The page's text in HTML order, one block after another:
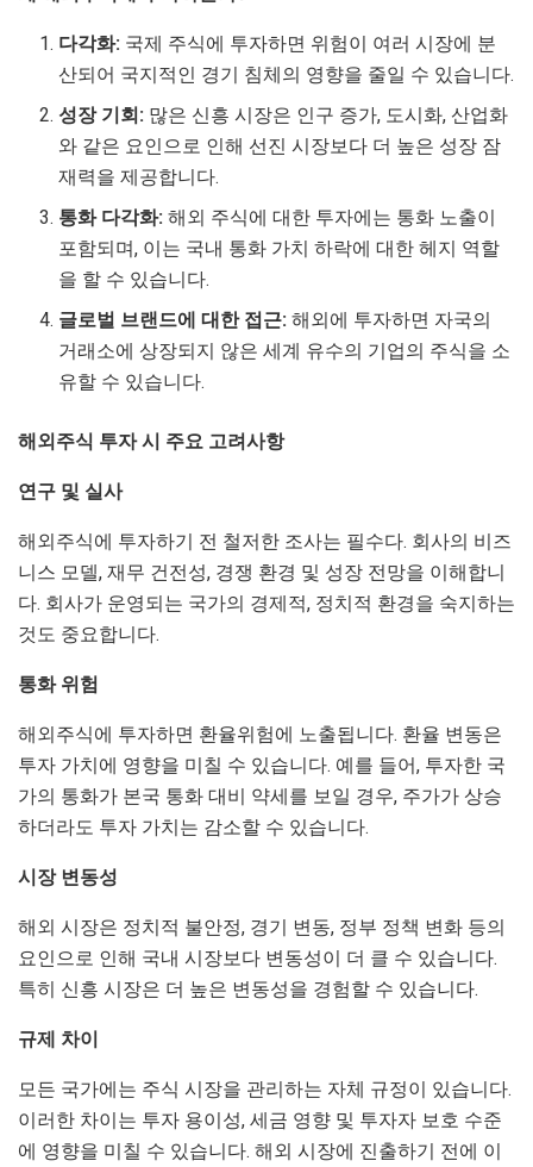
다각화: 국제 주식에 투자하면 위험이 여러 시장에 분
산되어 국지적인 경기 침체의 영향을 줄일 수 있습니다.
성장 기회: 많은 신흥 시장은 인구 증가, 도시화, 산업화
와 같은 요인으로 인해 선진 시장보다 더 높은 성장 잠
재력을 제공합니다.
통화 다각화:해외 주식에 대한 투자에는 통화 노출이
포함되며, 이는 국내 통화 가치 하락에 대한 헤지 역할
을 할 수 있습니다.
글로벌 브랜드에 대한 접근:해외에 투자하면 자국의
거래소에 상장되지 않은 세계 유수의 기업의 주식을 소
유할 수 있습니다.
해외주식 투자 시 주요 고려사항
연구 및 실사
해외주식에 투자하기 전 철저한 조사는 필수다. 회사의 비즈
니스 모델, 재무 건전성, 경쟁 환경 및 성장 전망을 이해합니
다. 회사가 운영되는 국가의 경제적, 정치적 환경을 숙지하는
것도 중요합니다.
통화 위험
해외주식에 투자하면 환율위험에 노출됩니다. 환율 변동은
투자 가치에 영향을 미칠 수 있습니다. 예를 들어, 투자한 국
가의 통화가 본국 통화 대비 약세를 보일 경우, 주가가 상승
하더라도 투자 가치는 감소할 수 있습니다.
시장 변동성
해외 시장은 정치적 불안정, 경기 변동, 정부 정책 변화 등의
요인으로 인해 국내 시장보다 변동성이 더 클 수 있습니다.
특히 신흥 시장은 더 높은 변동성을 경험할 수 있습니다.
규제 차이
모든 국가에는 주식 시장을 관리하는 자체 규정이 있습니다.
이러한 차이는 투자 용이성, 세금 영향 및 투자자 보호 수준
에 영향을 미칠 수 있습니다. 해외 시장에 진출하기 전에 이